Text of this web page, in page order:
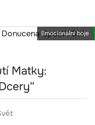
Emocionální boje
Matky: